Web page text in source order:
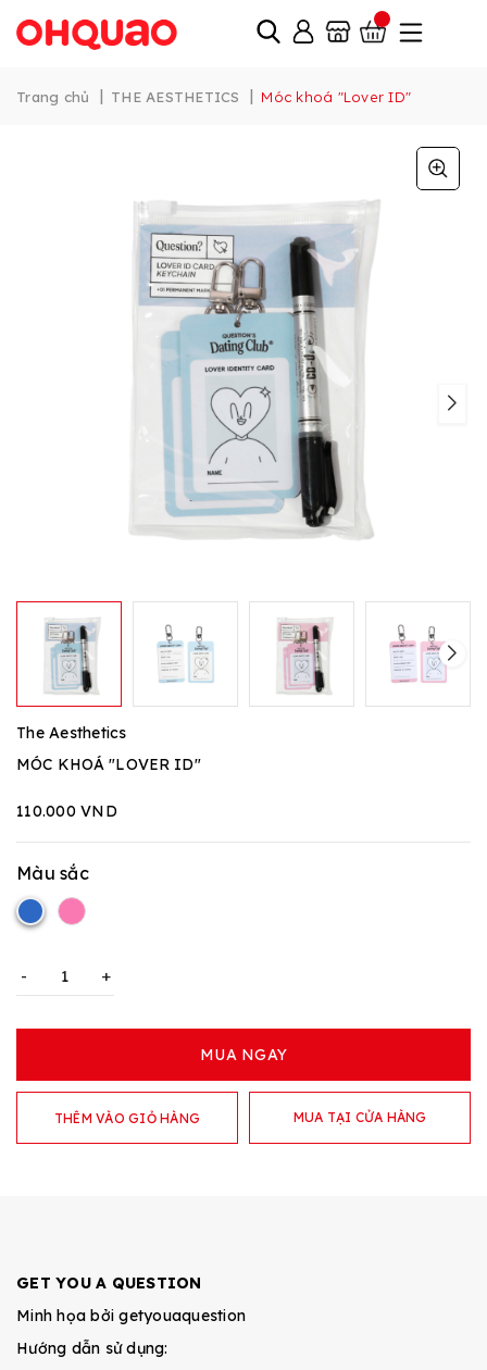
Trang chủ | THE AESTHETICS | Móc khoá "Lover ID"
The Aesthetics
MÓC KHOÁ "LOVER ID"
110.000 VND
Màu sắc
- +
MUA NGAY
THÊM VÀO GIỎ HÀNG MUA TẠI CỬA HÀNG
GET YOU A QUESTION
Minh họa bởigetyouaquestion
Hướng dẫn sử dụng: